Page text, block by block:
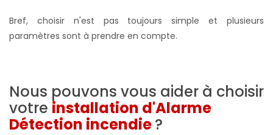
Bref, choisir n'est pas toujours simple et plusieurs
paramètres sont à prendre en compte.
Nous pouvons vous aider à choisir
votre installation d'Alarme
Détection incendie?